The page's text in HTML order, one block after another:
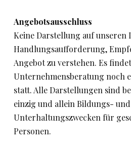
Angebotsausschluss
Keine Darstellung auf unseren
Handlungsaufforderung,
Angebot zu verstehen. Es
Unternehmensberatung noch
statt. Alle Darstellungen sind
einzig und allein Bildungs- und
Unterhaltungszwecken für
Personen.